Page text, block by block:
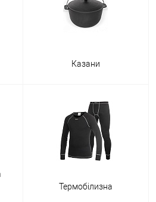
Казани
Термобілизна